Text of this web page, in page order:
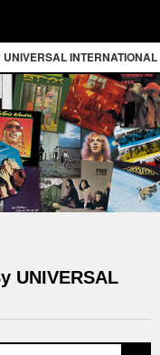
INTERNATIONAL
UNIVERSAL